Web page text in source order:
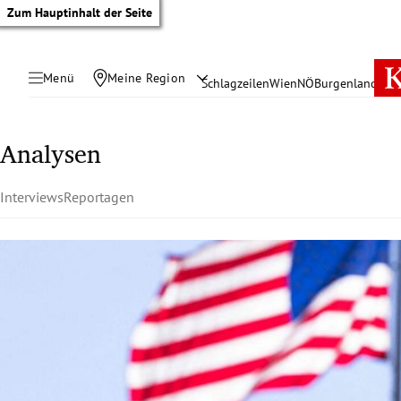
Zum Hauptinhalt der Seite
Menü Meine Region SchlagzeilenWienNÖBurgenland
Analysen
InterviewsReportagen